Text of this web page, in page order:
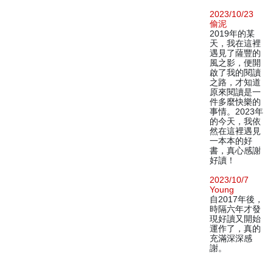
2023/10/23
偷泥
2019年的某
天，我在這裡
遇見了薩豐的
風之影，便開
啟了我的閱讀
之路，才知道
原來閱讀是一
件多麼快樂的
事情。2023年
的今天，我依
然在這裡遇見
一本本的好
書，真心感謝
好讀！
2023/10/7
Young
自2017年後，
時隔六年才發
現好讀又開始
運作了，真的
充滿深深感
謝。